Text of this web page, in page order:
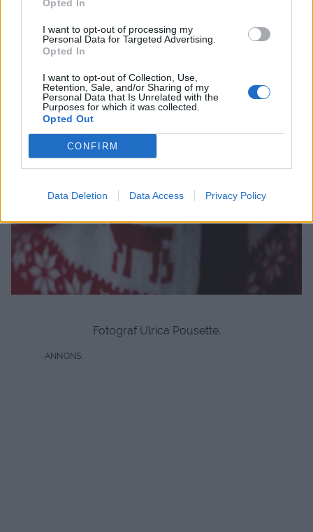
Opted In
I want to opt-out of processing my
Personal Data for Targeted Advertising.
Opted In
I want to opt-out of Collection, Use,
Retention, Sale, and/or Sharing of my
Personal Data that Is Unrelated with the
Purposes for which it was collected.
Opted Out
CONFIRM
Data Deletion Data Access Privacy Policy
Fotograf Ulrica Pousette.